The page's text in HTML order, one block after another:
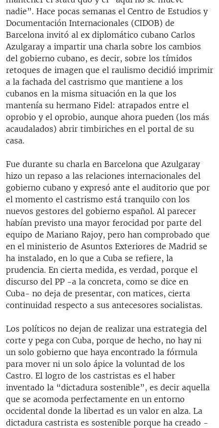
nadie”. Hace pocas semanas el Centro de Estudios y
Documentación Internacionales (CIDOB) de
Barcelona invitó al ex diplomático cubano Carlos
Azulgaray a impartir una charla sobre los cambios
del gobierno cubano, es decir, sobre los tímidos
retoques de imagen que el raulismo decidió imprimir
a la fachada del castrismo que mantiene a los
cubanos en la misma situación en la que los
mantenía su hermano Fidel: atrapados entre el
oprobio y el oprobio, aunque ahora pueden (los más
acaudalados) abrir timbiriches en el portal de su
casa.
Fue durante su charla en Barcelona que Azulgaray
hizo un repaso a las relaciones internacionales del
gobierno cubano y expresó ante el auditorio que por
el momento el castrismo está tranquilo con los
nuevos gestores del gobierno español. Al parecer
habían previsto una mayor ferocidad por parte del
equipo de Mariano Rajoy, pero han comprobado que
en el ministerio de Asuntos Exteriores de Madrid se
ha instalado, en lo que a Cuba se refiere, la
prudencia. En cierta medida, es verdad, porque el
discurso del PP -a la concreta, como se dice en
Cuba- no deja de presentar, con matices, cierta
continuidad respecto a sus antecesores socialistas.
Los políticos no dejan de realizar una estrategia del
corte y pega con Cuba, porque de hecho, no hay ni
un solo gobierno que haya encontrado la fórmula
para mover ni un solo ápice la voluntad de los
Castro. El logro de los castristas es el haber
inventado la “dictadura sostenible”, es decir aquella
que se acomoda perfectamente en un entorno
occidental donde la libertad es un valor en alza. La
dictadura castrista es sostenible porque ha creado -